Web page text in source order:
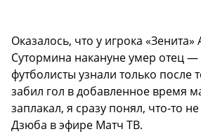
Оказалось, что у игрока «Зенита»
Сутормина накануне умер отец —
футболисты узнали только после
забил гол в добавленное время
заплакал, я сразу понял, что-то
Дзюба в эфире Матч ТВ.